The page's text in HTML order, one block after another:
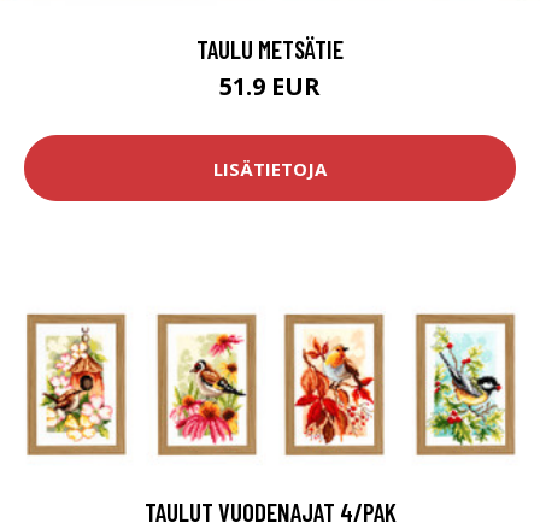
TAULU METSÄTIE
51.9 EUR
LISÄTIETOJA
TAULUT VUODENAJAT 4/PAK